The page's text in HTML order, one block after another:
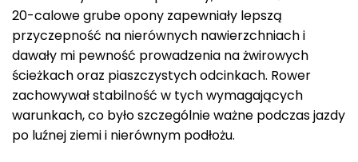
20-calowe grube opony zapewniały lepszą
przyczepność na nierównych nawierzchniach i
dawały mi pewność prowadzenia na żwirowych
ścieżkach oraz piaszczystych odcinkach. Rower
zachowywał stabilność w tych wymagających
warunkach, co było szczególnie ważne podczas jazdy
po luźnej ziemi i nierównym podłożu.